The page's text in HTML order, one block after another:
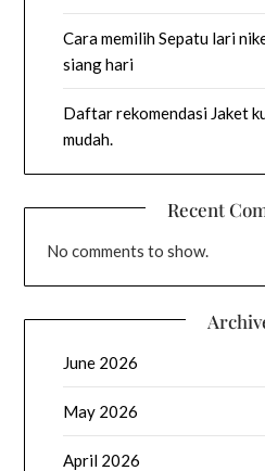
Cara memilih Sepatu lari
siang hari
Daftar rekomendasi Jaket
mudah.
Recent
No comments to show.
June 2026
May 2026
April 2026